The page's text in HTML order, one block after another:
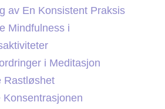
av En Konsistent Praksis
Mindfulness i
i Meditasjon
Rastløshet
Konsentrasjonen